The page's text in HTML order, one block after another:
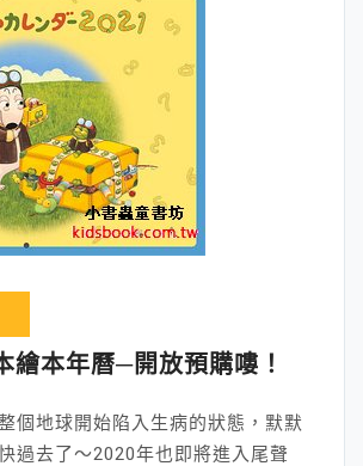
繪本年曆─開放預購嘍！
個地球開始陷入生病的狀態，默默
過去了～2020年也即將進入尾聲